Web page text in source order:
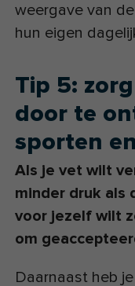
weergave van
hun eigen
Tip 5:
door te
sporten
Als je vet wilt
minder druk als
voor jezelf wilt
om
Daarnaast heb